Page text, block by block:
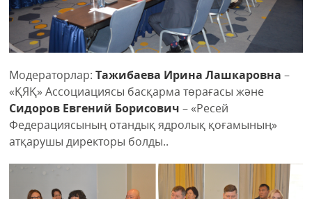
Модераторлар:Тажибаева Ирина Лашкаровна –
«ҚЯҚ» Ассоциациясы басқарма төрағасы және
Сидоров Евгений Борисович – «Ресей
Федерациясының отандық ядролық қоғамының»
атқарушы директоры болды..